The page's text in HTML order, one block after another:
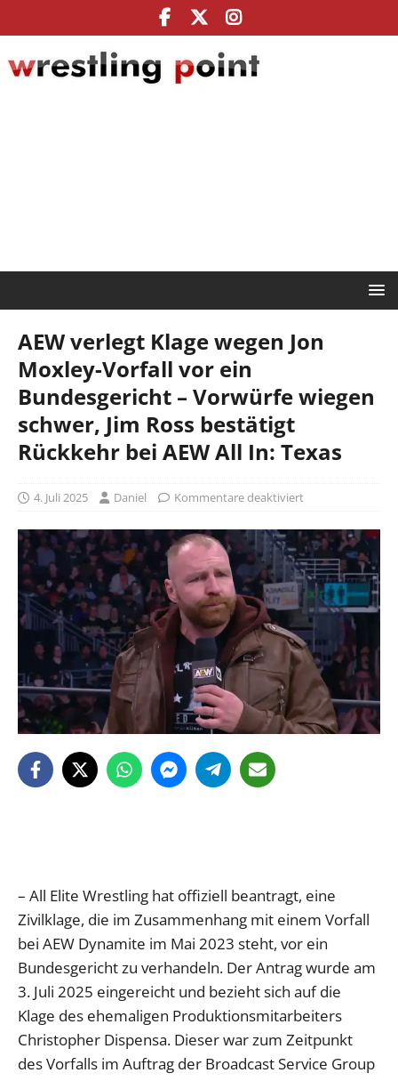
AEW verlegt Klage wegen Jon
Moxley-Vorfall vor ein
Bundesgericht – Vorwürfe wiegen
schwer, Jim Ross bestätigt
Rückkehr bei AEW All In: Texas
4. Juli 2025 Daniel Kommentare deaktiviert
– All Elite Wrestling hat offiziell beantragt, eine
Zivilklage, die im Zusammenhang mit einem Vorfall
bei AEW Dynamite im Mai 2023 steht, vor ein
Bundesgericht zu verhandeln. Der Antrag wurde am
3. Juli 2025 eingereicht und bezieht sich auf die
Klage des ehemaligen Produktionsmitarbeiters
Christopher Dispensa. Dieser war zum Zeitpunkt
des Vorfalls im Auftrag der Broadcast Service Group